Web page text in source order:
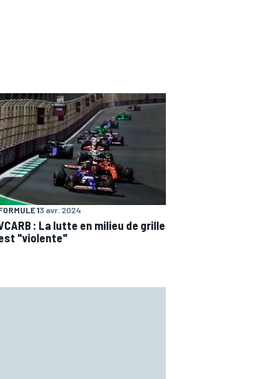
13 avr. 2024
: La lutte en milieu de grille
"violente"